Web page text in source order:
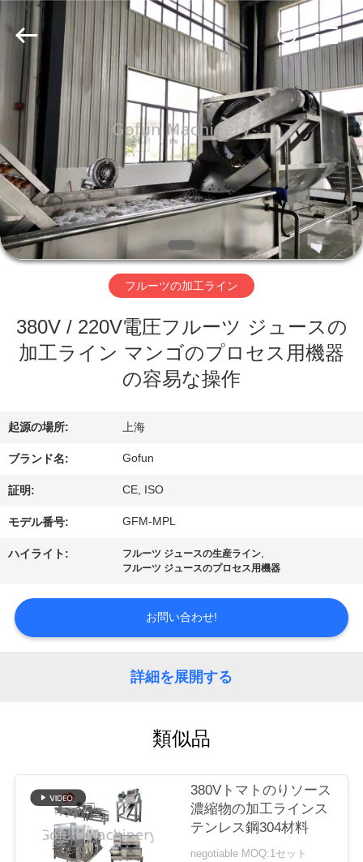
家
プ
ロ
ダ
ク
ビ
デ
VR
シ
ョ
ー
私
達
2026
Shanghai
Machinery
Rights
Reserved.
フルーツの加工ライン
380V / 220V電圧フルーツ ジュースの
加工ライン マンゴのプロセス用機器
の容易な操作
起源の場所: 上海
ブランド名: Gofun
証明: CE, ISO
モデル番号: GFM-MPL
ハイライト: フルーツ ジュースの生産ライン,
フルーツ ジュースのプロセス用機器
お問い合わせ!
詳細を展開する
類似品
380Vトマトのりソース
濃縮物の加工ラインス
テンレス鋼304材料
negotiable MOQ:1セット